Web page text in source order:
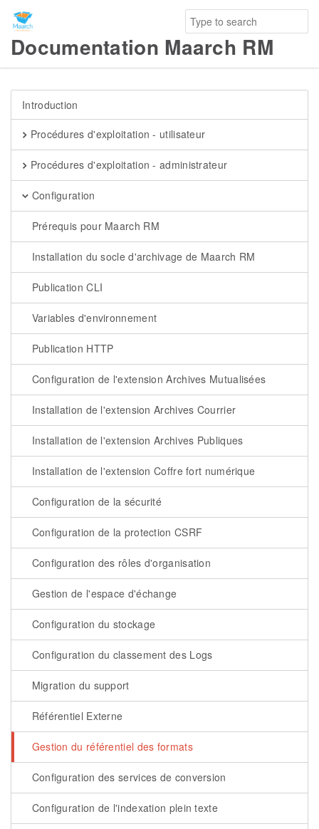
Documentation Maarch RM
Introduction
Procédures d'exploitation - utilisateur
Procédures d'exploitation - administrateur
Configuration
Prérequis pour Maarch RM
Installation du socle d'archivage de Maarch RM
Publication CLI
Variables d'environnement
Publication HTTP
Configuration de l'extension Archives Mutualisées
Installation de l'extension Archives Courrier
Installation de l'extension Archives Publiques
Installation de l'extension Coffre fort numérique
Configuration de la sécurité
Configuration de la protection CSRF
Configuration des rôles d'organisation
Gestion de l'espace d'échange
Configuration du stockage
Configuration du classement des Logs
Migration du support
Référentiel Externe
Gestion du référentiel des formats
Configuration des services de conversion
Configuration de l'indexation plein texte